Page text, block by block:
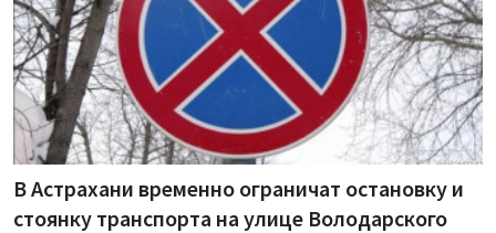
В Астрахани временно ограничат остановку и
стоянку транспорта на улице Володарского